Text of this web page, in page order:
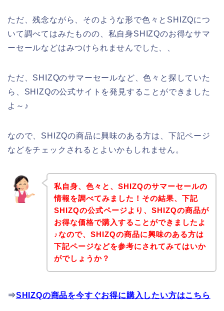
ただ、残念ながら、そのような形で色々とSHIZQにつ
いて調べてはみたものの、私自身SHIZQのお得なサマ
ーセールなどはみつけられませんでした、、
ただ、SHIZQのサマーセールなど、色々と探していた
ら、SHIZQの公式サイトを発見することができました
よ～♪
なので、SHIZQの商品に興味のある方は、下記ページ
などをチェックされるとよいかもしれません。
私自身、色々と、SHIZQのサマーセールの
情報を調べてみました！その結果、下記
SHIZQの公式ページより、SHIZQの商品が
お得な価格で購入することができましたよ
♪なので、SHIZQの商品に興味のある方は
下記ページなどを参考にされてみてはいか
がでしょうか？
⇒SHIZQの商品を今すぐお得に購入したい方はこちら